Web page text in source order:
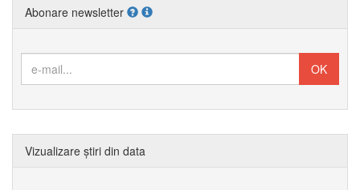
Abonare newsletter
Vizualizare știri din data